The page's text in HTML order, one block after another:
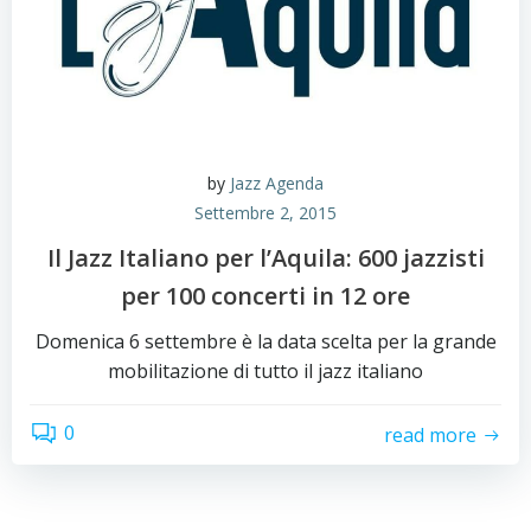
by Jazz Agenda
Settembre 2, 2015
Il Jazz Italiano per l’Aquila: 600 jazzisti
per 100 concerti in 12 ore
Domenica 6 settembre è la data scelta per la grande
mobilitazione di tutto il jazz italiano
0 read more